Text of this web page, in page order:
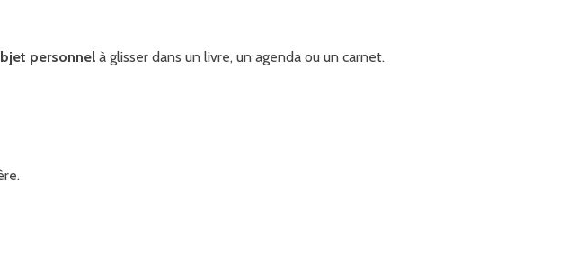
personnel à glisser dans un livre, un agenda ou un carnet.